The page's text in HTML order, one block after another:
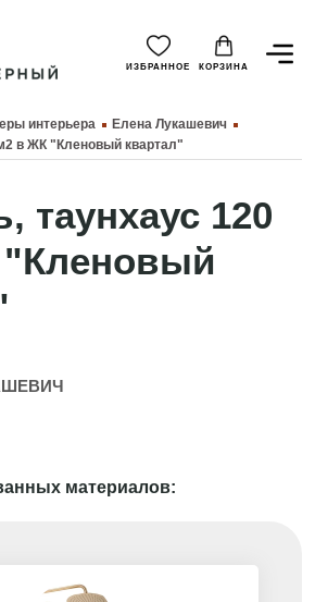
ИЗБРАННОЕ КОРЗИНА
интерьера
Елена Лукашевич
в ЖК "Кленовый квартал"
таунхаус 120
материалов: